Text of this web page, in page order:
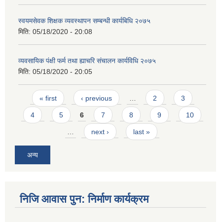
स्वयमसेवक शिक्षक व्यवस्थापन सम्बन्धी कार्यबिधि २०७५
मिति: 05/18/2020 - 20:08
व्यवसायिक पंक्षी फर्म तथा ह्याचरि संचालन कार्यविधि २०७५
मिति: 05/18/2020 - 20:05
Pages
« first ‹ previous 2 3
4 5 6 7 8 9 10
next › last »
अन्य
निजि आवास पुन: निर्माण कार्यक्रम